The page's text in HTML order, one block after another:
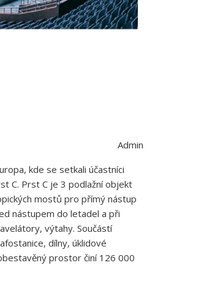
Admin
kde se setkali účastníci
C. Prst C je 3 podlažní objekt
mostů pro přímý nástup
nástupem do letadel a při
výtahy. Součástí
dílny, úklidové
prostor činí 126 000